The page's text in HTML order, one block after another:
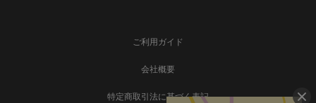
ご利用ガイド
会社概要
特定商取引法に基づく表記